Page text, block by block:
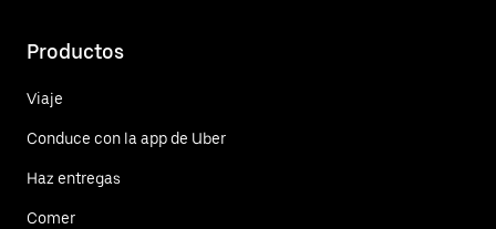
Productos
Viaje
Conduce con la app de Uber
Haz entregas
Comer